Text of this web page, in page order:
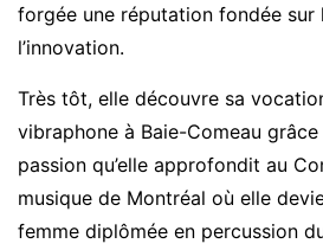
forgée une réputation fondée sur
l’innovation.
Très tôt, elle découvre sa
vibraphone à Baie-Comeau grâce
passion qu’elle approfondit au
musique de Montréal où elle
femme diplômée en percussion